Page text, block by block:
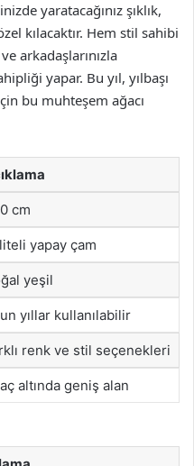
yaratacağınız şıklık,
kılacaktır. Hem stil sahibi
arkadaşlarınızla
yapar. Bu yıl, yılbaşı
bu muhteşem ağacı
cm
yapay çam
yeşil
yıllar kullanılabilir
renk ve stil seçenekleri
altında geniş alan